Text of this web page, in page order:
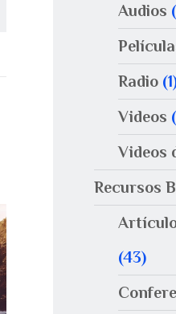
Audios
Radio
Videos
Videos
Recursos
(43)